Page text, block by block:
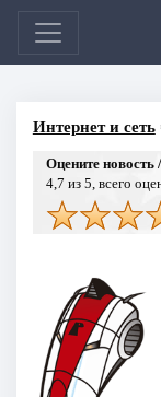
Интернет и сеть
Оцените
4,7 из 5, всего